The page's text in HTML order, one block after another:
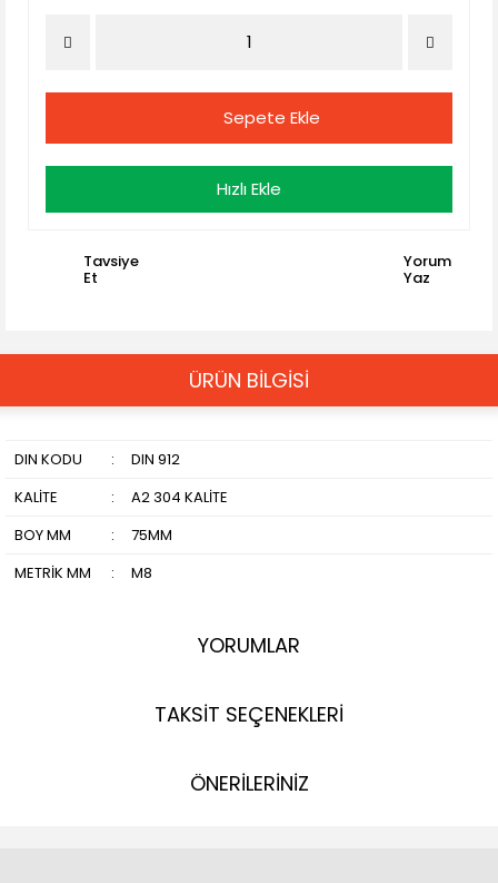
Sepete Ekle
Hızlı Ekle
Tavsiye
Et
Yorum
Yaz
ÜRÜN BİLGİSİ
DIN KODU :
DIN 912
KALİTE
:
A2 304 KALİTE
BOY MM
:
75MM
METRİK MM
: M8
YORUMLAR
TAKSİT SEÇENEKLERİ
ÖNERİLERİNİZ